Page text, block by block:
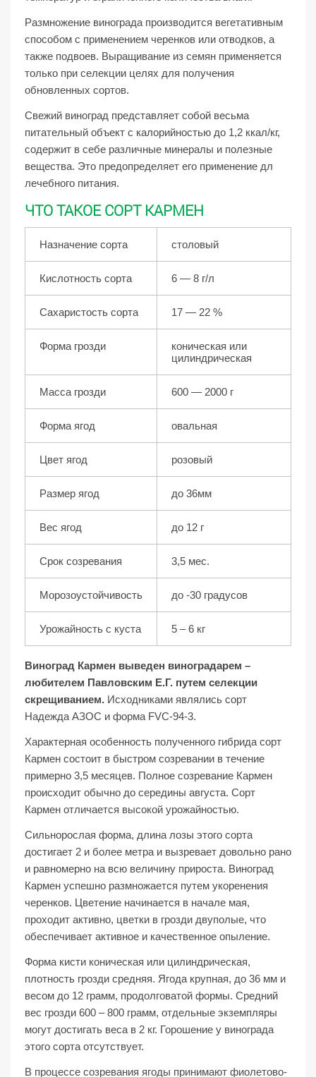
Размножение винограда производится вегетативным
способом с применением черенков или отводков, а
также подвоев. Выращивание из семян применяется
только при селекции целях для получения
обновленных сортов.
Свежий виноград представляет собой весьма
питательный объект с калорийностью до 1,2 ккал/кг,
содержит в себе различные минералы и полезные
вещества. Это предопределяет его применение дл
лечебного питания.
ЧТО ТАКОЕ СОРТ КАРМЕН
Назначение сорта столовый
Кислотность сорта 6 — 8 г/л
Сахаристость сорта 17 — 22 %
Форма грозди
коническая или
цилиндрическая
Масса грозди 600 — 2000 г
Форма ягод овальная
Цвет ягод розовый
Размер ягод до 36мм
Вес ягод до 12 г
Срок созревания 3,5 мес.
Морозоустойчивость до -30 градусов
Урожайность с куста 5 – 6 кг
Виноград Кармен выведен виноградарем –
любителем Павловским Е.Г. путем селекции
скрещиванием. Исходниками являлись сорт
Надежда АЗОС и форма FVC-94-3.
Характерная особенность полученного гибрида сорт
Кармен состоит в быстром созревании в течение
примерно 3,5 месяцев. Полное созревание Кармен
происходит обычно до середины августа. Сорт
Кармен отличается высокой урожайностью.
Сильнорослая форма, длина лозы этого сорта
достигает 2 и более метра и вызревает довольно рано
и равномерно на всю величину прироста. Виноград
Кармен успешно размножается путем укоренения
черенков. Цветение начинается в начале мая,
проходит активно, цветки в грозди двуполые, что
обеспечивает активное и качественное опыление.
Форма кисти коническая или цилиндрическая,
плотность грозди средняя. Ягода крупная, до 36 мм и
весом до 12 грамм, продолговатой формы. Средний
вес грозди 600 – 800 грамм, отдельные экземпляры
могут достигать веса в 2 кг. Горошение у винограда
этого сорта отсутствует.
В процессе созревания ягоды принимают фиолетово-